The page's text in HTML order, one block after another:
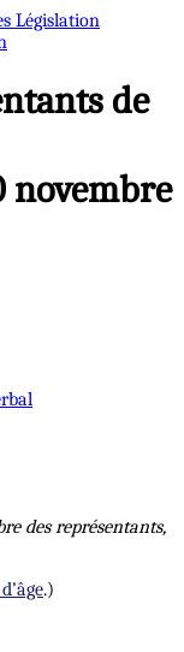
Législation
de
novembre
des représentants,
.)